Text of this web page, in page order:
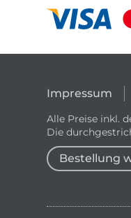
Impressum
Alle Preise inkl.
Die
Bestellung